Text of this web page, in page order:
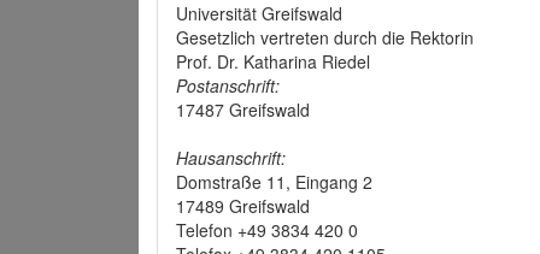
Universität Greifswald
Gesetzlich vertreten durch die Rektorin
Prof. Dr. Katharina Riedel
Postanschrift:
17487 Greifswald
Hausanschrift:
Domstraße 11, Eingang 2
17489 Greifswald
Telefon +49 3834 420 0